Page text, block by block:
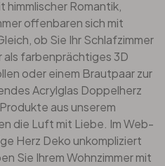
Romantik,
offenbaren sich mit
ob Sie Ihr Schlafzimmer
farbenprächtiges 3D
oder einem Brautpaar zur
Acrylglas Doppelherz
aus unserem
die Luft mit Liebe. Im Web-
Herz Deko unkompliziert
Sie Ihrem Wohnzimmer mit